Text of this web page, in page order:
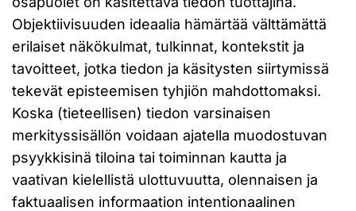
Objektiivisuuden ideaalia hämärtää välttämättä
erilaiset näkökulmat, tulkinnat, kontekstit ja
tavoitteet, jotka tiedon ja käsitysten siirtymissä
tekevät episteemisen tyhjiön mahdottomaksi.
Koska (tieteellisen) tiedon varsinaisen
merkityssisällön voidaan ajatella muodostuvan
psyykkisinä tiloina tai toiminnan kautta ja
vaativan kielellistä ulottuvuutta, olennaisen ja
faktuaalisen informaation intentionaalinen